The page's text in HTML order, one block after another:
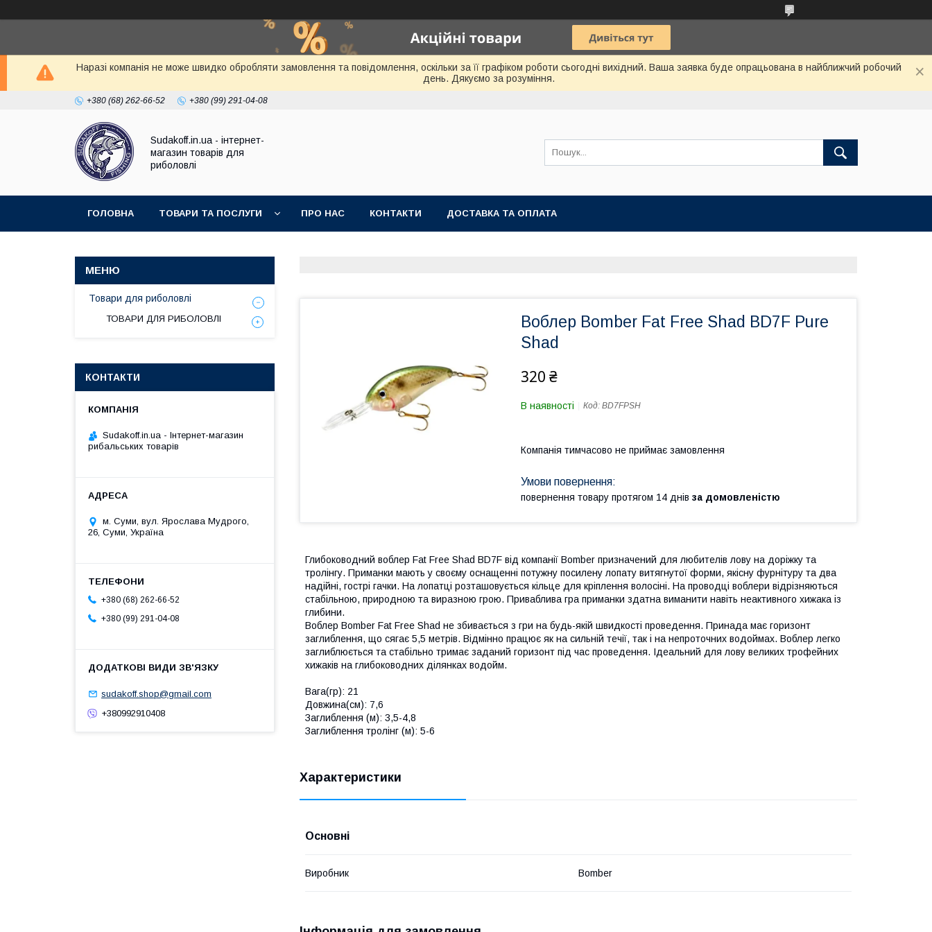
Наразі компанія не може швидко обробляти замовлення та повідомлення, оскільки за її графіком роботи сьогодні вихідний. Ваша заявка буде опрацьована в найближчий робочий
день. Дякуємо за розуміння.
+380 (68) 262-66-52 +380 (99) 291-04-08
Sudakoff.in.ua - інтернет-
магазин товарів для
риболовлі
ГОЛОВНА ТОВАРИ ТА ПОСЛУГИ ПРО НАС КОНТАКТИ ДОСТАВКА ТА ОПЛАТА
Воблер Bomber Fat Free Shad BD7F Pure
Shad
320 ₴
В наявності Код: BD7FPSH
Компанія тимчасово не приймає замовлення
повернення товару протягом 14 днів за домовленістю
Глибоководний воблер Fat Free Shad BD7F від компанії Bomber призначений для любителів лову на доріжку та
тролінгу. Приманки мають у своєму оснащенні потужну посилену лопату витягнутої форми, якісну фурнітуру та два
надійні, гострі гачки. На лопатці розташовується кільце для кріплення волосіні. На проводці воблери відрізняються
стабільною, природною та виразною грою. Приваблива гра приманки здатна виманити навіть неактивного хижака із
глибини.
Воблер Bomber Fat Free Shad не збивається з гри на будь-якій швидкості проведення. Принада має горизонт
заглиблення, що сягає 5,5 метрів. Відмінно працює як на сильній течії, так і на непроточних водоймах. Воблер легко
заглиблюється та стабільно тримає заданий горизонт під час проведення. Ідеальний для лову великих трофейних
хижаків на глибоководних ділянках водойм.
Вага(гр): 21
Довжина(см): 7,6
Заглиблення (м): 3,5-4,8
Заглиблення тролінг (м): 5-6
Характеристики
Основні
Виробник Bomber
Товари для риболовлі
ТОВАРИ ДЛЯ РИБОЛОВЛІ
КОНТАКТИ
Sudakoff.in.ua - Інтернет-магазин
рибальських товарів
м. Суми, вул. Ярослава Мудрого,
26, Суми, Україна
+380 (68) 262-66-52
+380 (99) 291-04-08
sudakoff.shop@gmail.com
+380992910408